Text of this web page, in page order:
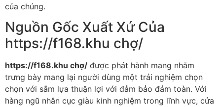
của chúng.
Nguồn Gốc Xuất Xứ Của
https://f168.khu chợ/
https://f168.khu chợ/ được phát hành mang nhằm
trưng bày mang lại người dùng một trải nghiệm chọn
chọn với sắm lựa thuận lợi với đảm bảo đảm toàn. Với
hàng ngũ nhân cục giàu kinh nghiệm trong lĩnh vực, cửa